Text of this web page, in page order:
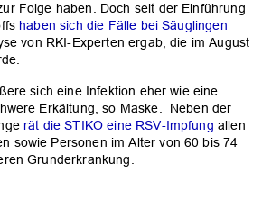
Folge haben. Doch seit der Einführung
haben sich die Fälle bei Säuglingen
von RKI-Experten ergab, die im August
sich eine Infektion eher wie eine
Erkältung, so Maske. Neben der
rät die STIKO eine RSV-Impfung allen
sowie Personen im Alter von 60 bis 74
Grunderkrankung.